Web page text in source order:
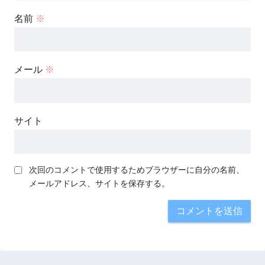
名前 ※
メール ※
サイト
次回のコメントで使用するためブラウザーに自分の名前、
メールアドレス、サイトを保存する。